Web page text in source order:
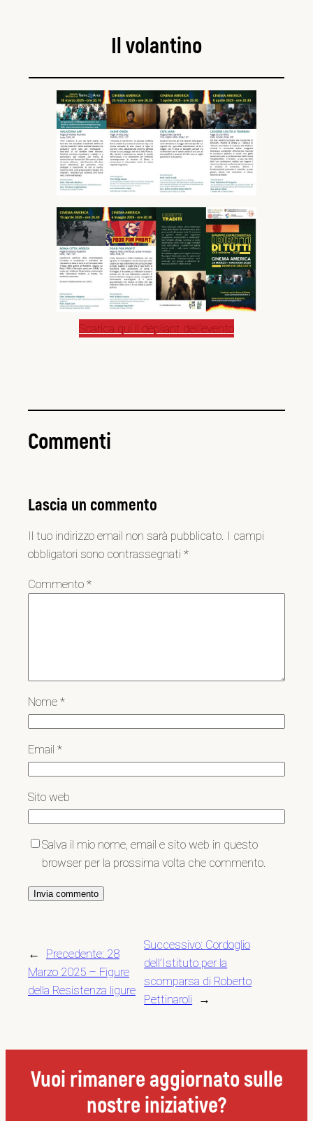
Il volantino
Scarica qui il dépliant dell’evento
Commenti
Lascia un commento
Il tuo indirizzo email non sarà pubblicato. I campi
obbligatori sono contrassegnati *
Commento *
Nome *
Email *
Sito web
Salva il mio nome, email e sito web in questo
browser per la prossima volta che commento.
← Precedente: 28
Marzo 2025 – Figure
della Resistenza ligure
Successivo: Cordoglio
dell’Istituto per la
scomparsa di Roberto
Pettinaroli →
Vuoi rimanere aggiornato sulle
nostre iniziative?